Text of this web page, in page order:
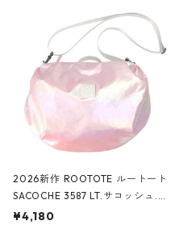
2026新作 ROOTOTE ルートート
SACOCHE 3587 LT.サコッシュ.ル
ミエ-B ショルダーバッグ グロスピ
¥4,180